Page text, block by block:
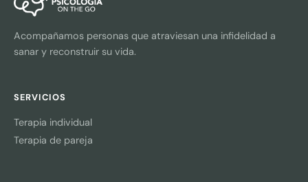
Acompañamos personas que atraviesan una infidelidad a
sanar y reconstruir su vida.
SERVICIOS
Terapia individual
Terapia de pareja